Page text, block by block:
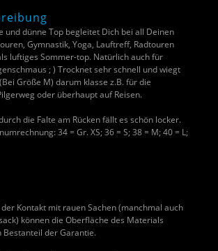
und dünne Top begleitet Dich bei all Deinen
Gymnastik, Yoga, Lauftreff, Radtouren
luftiges Sommer-top. Natürlich auch für
; ) Trocknet sehr schnell und wiegt
Größe M) darum klasse z.B. für die
oder überhaupt auf Reisen.
die Falte am Rücken fällt es schön locker.
34 = Gr. XS; 36 = S; 38 = M; 40 = L;
Kontakt mit rauen Sachen (manchmal auch
können die Oberfläche des Materials
Bestanteil der Garantie.